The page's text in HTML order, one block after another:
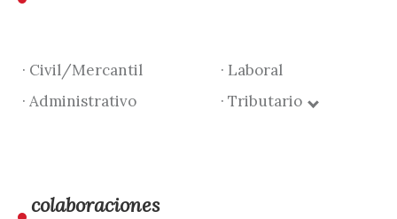
· Civil/Mercantil
· Laboral
· Administrativo
· Tributario
colaboraciones